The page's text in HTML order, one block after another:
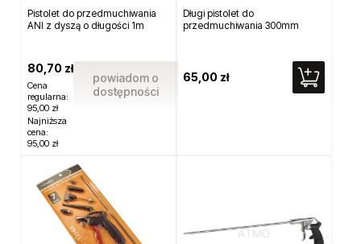
Pistolet do przedmuchiwania
ANI z dyszą o długości 1m
80,70 zł
Cena
regularna:
95,00 zł
Najniższa
cena:
95,00 zł
powiadom o
dostępności
Długi pistolet do
przedmuchiwania 300mm
65,00 zł